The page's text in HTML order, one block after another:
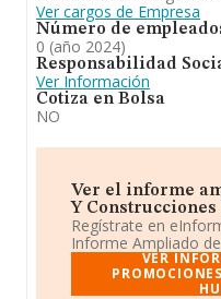
Ver cargos de Empresa
Número de
0 (año 2024)
Responsabilidad
Ver Información
Cotiza en Bolsa
NO
Ver el informe
Y Construcciones
Regístrate en
Informe Ampliado
VER